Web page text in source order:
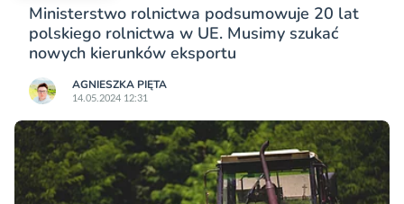
Ministerstwo rolnictwa podsumowuje 20 lat
polskiego rolnictwa w UE. Musimy szukać
nowych kierunków eksportu
AGNIESZKA PIĘTA
14.05.2024 12:31